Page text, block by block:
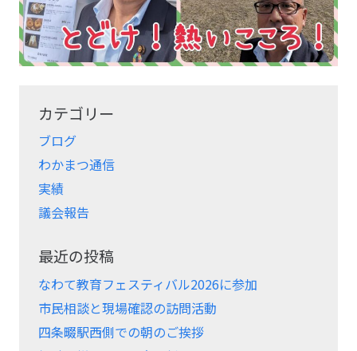
カテゴリー
ブログ
わかまつ通信
実績
議会報告
最近の投稿
なわて教育フェスティバル2026に参加
市民相談と現場確認の訪問活動
四条畷駅西側での朝のご挨拶